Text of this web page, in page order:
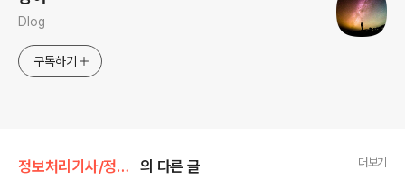
Dlog
구독하기
정보처리기사/정보 시스템 구축 관리 의 다른 글 더보기